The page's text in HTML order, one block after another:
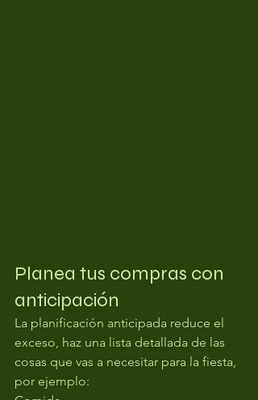
Planea tus compras con
anticipación
La planificación anticipada reduce el
exceso, haz una lista detallada de las
cosas que vas a necesitar para la fiesta,
por ejemplo: